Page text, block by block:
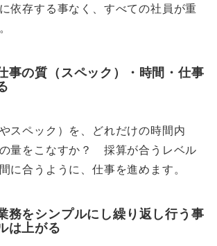
依存する事なく、すべての社員が重
事の質（スペック）・時間・仕事
スペック）を、どれだけの時間内
量をこなすか？ 採算が合うレベル
に合うように、仕事を進めます。
務をシンプルにし繰り返し行う事
は上がる